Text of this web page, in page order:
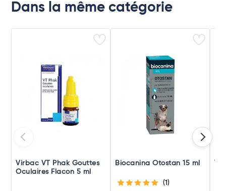
Dans la même catégorie
Virbac VT Phak Gouttes
Oculaires Flacon 5 ml
Biocanina Otostan 15 ml
(1)